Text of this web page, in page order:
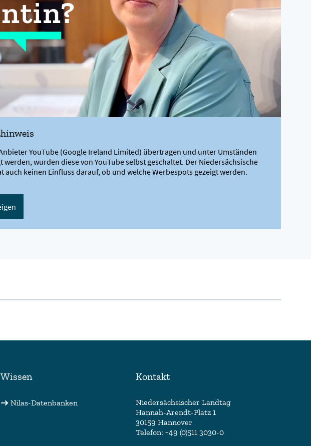
YouTube (Google Ireland Limited) übertragen und unter Umständen
wurden diese von YouTube selbst geschaltet. Der Niedersächsische
keinen Einfluss darauf, ob und welche Werbespots gezeigt werden.
Wissen
Nilas-Datenbanken
Kontakt
Niedersächsischer Landtag
Hannah-Arendt-Platz 1
30159 Hannover
Telefon: +49 (0)511 3030-0